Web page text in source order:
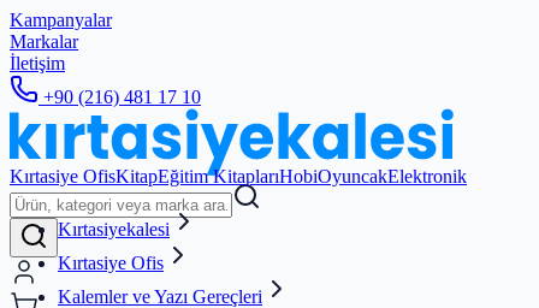
Kampanyalar
Markalar
İletişim
+90 (216) 481 17 10
Kırtasiye OfisKitapEğitim KitaplarıHobiOyuncakElektronik
Kırtasiyekalesi
Kırtasiye Ofis
Kalemler ve Yazı Gereçleri